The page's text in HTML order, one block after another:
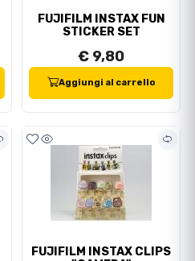
FUJIFILM INSTAX FUN
STICKER SET
€ 9,80
Aggiungi al carrello
FUJIFILM INSTAX CLIPS